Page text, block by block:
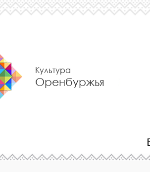
Культура
Оренбуржья